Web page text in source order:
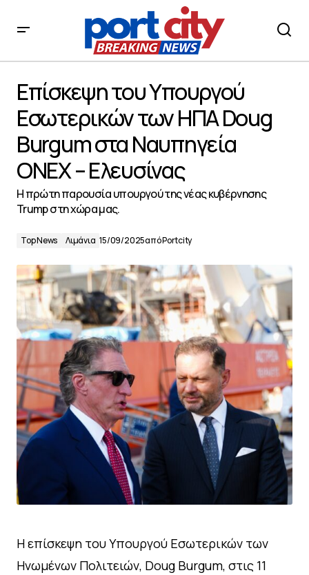
Burgum στα Ναυπηγεία ΟΝΕΧ – Ελευσίνας
Επίσκεψη του Υπουργού
Εσωτερικών των ΗΠΑ Doug
Burgum στα Ναυπηγεία
ΟΝΕΧ – Ελευσίνας
H πρώτη παρουσία υπουργού της νέας κυβέρνησης
Trump στη χώρα μας.
Top News Λιμάνια 15/09/2025απόPortcity
Η επίσκεψη του Υπουργού Εσωτερικών των
Ηνωμένων Πολιτειών, Doug Burgum, στις 11